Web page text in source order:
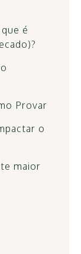
é
Provar
o
maior